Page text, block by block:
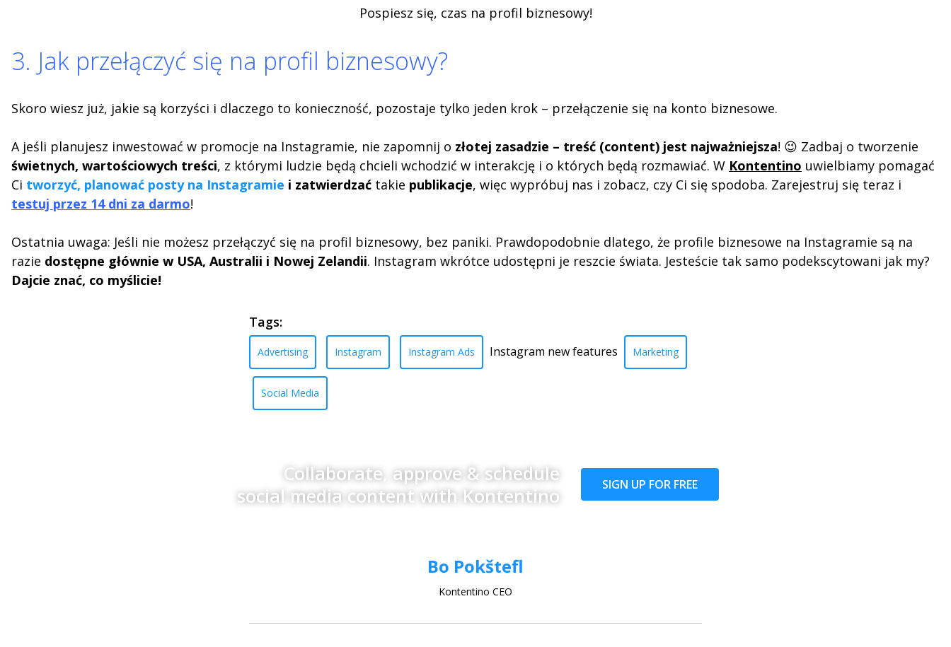
Pospiesz się, czas na profil biznesowy!
3. Jak przełączyć się na profil biznesowy?
Skoro wiesz już, jakie są korzyści i dlaczego to konieczność, pozostaje tylko jeden krok – przełączenie się na konto biznesowe.
A jeśli planujesz inwestować w promocje na Instagramie, nie zapomnij o złotej zasadzie – treść (content) jest najważniejsza! 😉 Zadbaj o tworzenie
świetnych, wartościowych treści, z którymi ludzie będą chcieli wchodzić w interakcję i o których będą rozmawiać. W Kontentino uwielbiamy pomagać
Ci tworzyć, planować posty na Instagramie i zatwierdzać takie publikacje, więc wypróbuj nas i zobacz, czy Ci się spodoba. Zarejestruj się teraz i
testuj przez 14 dni za darmo!
Ostatnia uwaga: Jeśli nie możesz przełączyć się na profil biznesowy, bez paniki. Prawdopodobnie dlatego, że profile biznesowe na Instagramie są na
razie dostępne głównie w USA, Australii i Nowej Zelandii. Instagram wkrótce udostępni je reszcie świata. Jesteście tak samo podekscytowani jak my?
Dajcie znać, co myślicie!
Tags:
Advertising Instagram Instagram Ads Instagram new features Marketing
Social Media
Collaborate, approve & schedule
social media content with Kontentino
SIGN UP FOR FREE
Bo Pokštefl
Kontentino CEO